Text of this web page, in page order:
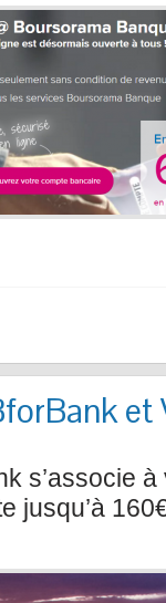
et
s’associe
jusqu’à